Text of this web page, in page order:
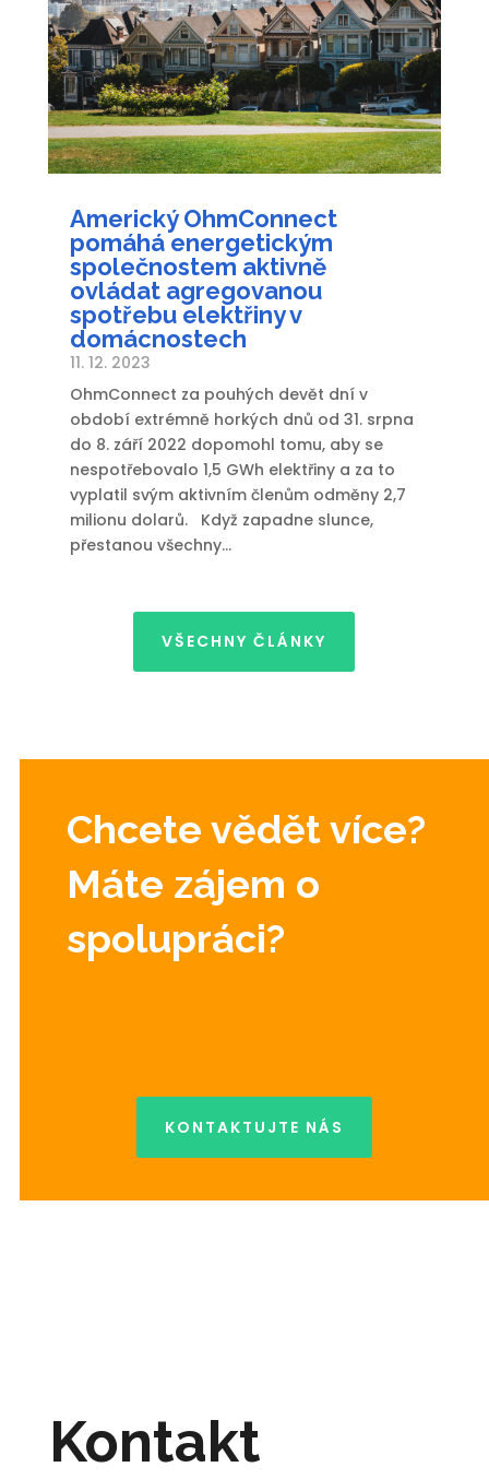
Americký OhmConnect
pomáhá energetickým
společnostem aktivně
ovládat agregovanou
spotřebu elektřiny v
domácnostech
11. 12. 2023
OhmConnect za pouhých devět dní v
období extrémně horkých dnů od 31. srpna
do 8. září 2022 dopomohl tomu, aby se
nespotřebovalo 1,5 GWh elektřiny a za to
vyplatil svým aktivním členům odměny 2,7
milionu dolarů. Když zapadne slunce,
přestanou všechny...
VŠECHNY ČLÁNKY
Chcete vědět více?
Máte zájem o
spolupráci?
KONTAKTUJTE NÁS
Kontakt